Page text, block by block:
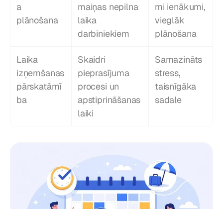
a
plānošana
maiņas nepilna
laika
darbiniekiem
mi ienākumi,
vieglāk
plānošana
Laika
izņemšanas
pārskatāmī
ba
Skaidri
pieprasījuma
procesi un
apstiprināšanas
laiki
Samazināts
stress,
taisnīgāka
sadale